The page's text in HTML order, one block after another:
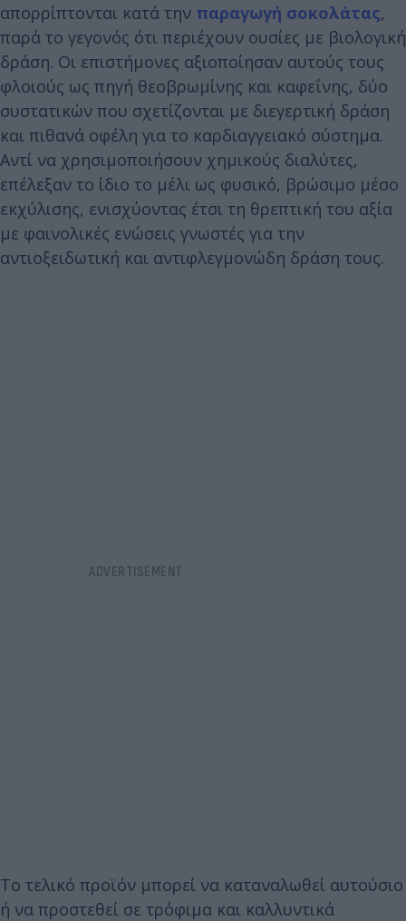
απορρίπτονται κατά την παραγωγή σοκολάτας,
παρά το γεγονός ότι περιέχουν ουσίες με βιολογική
δράση. Οι επιστήμονες αξιοποίησαν αυτούς τους
φλοιούς ως πηγή θεοβρωμίνης και καφεΐνης, δύο
συστατικών που σχετίζονται με διεγερτική δράση
και πιθανά οφέλη για το καρδιαγγειακό σύστημα.
Αντί να χρησιμοποιήσουν χημικούς διαλύτες,
επέλεξαν το ίδιο το μέλι ως φυσικό, βρώσιμο μέσο
εκχύλισης, ενισχύοντας έτσι τη θρεπτική του αξία
με φαινολικές ενώσεις γνωστές για την
αντιοξειδωτική και αντιφλεγμονώδη δράση τους.
Το τελικό προϊόν μπορεί να καταναλωθεί αυτούσιο
ή να προστεθεί σε τρόφιμα και καλλυντικά